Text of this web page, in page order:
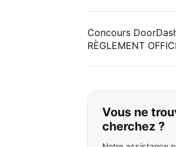
Concours
RÈGLEMENT
Si vous
Vous ne
cherchez ?